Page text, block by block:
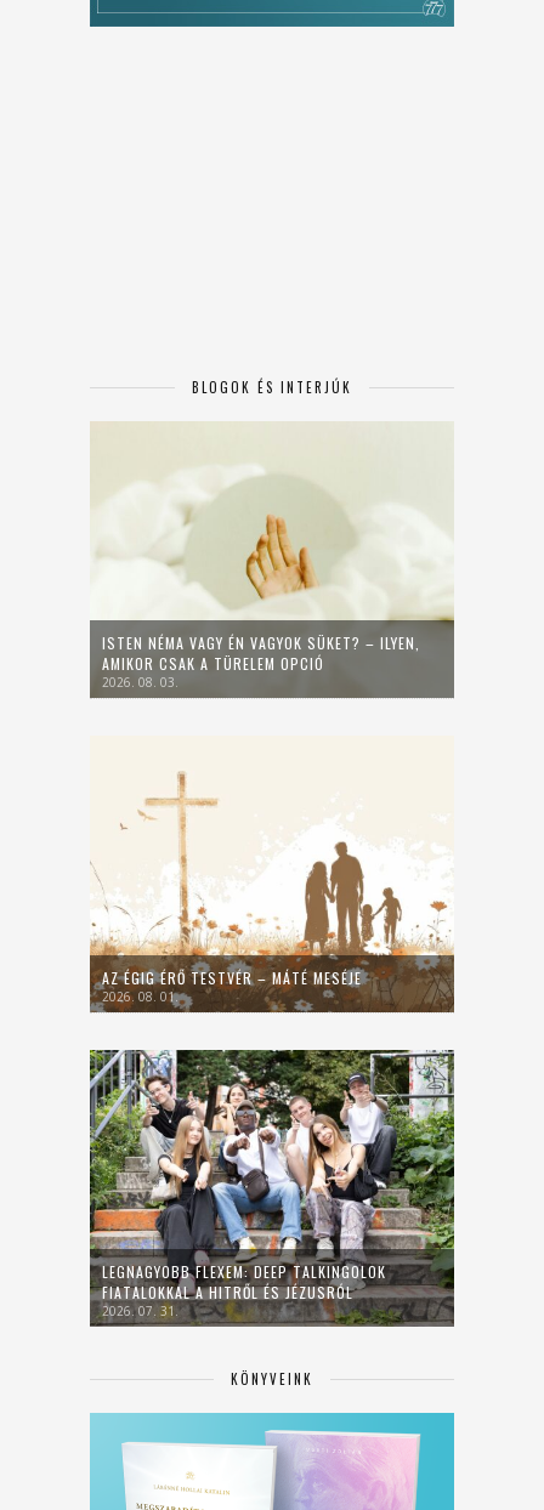
BLOGOK ÉS INTERJÚK
ISTEN NÉMA VAGY ÉN VAGYOK SÜKET? – ILYEN,
AMIKOR CSAK A TÜRELEM OPCIÓ
2026. 08. 03.
AZ ÉGIG ÉRŐ TESTVÉR – MÁTÉ MESÉJE
2026. 08. 01.
LEGNAGYOBB FLEXEM: DEEP TALKINGOLOK
FIATALOKKAL A HITRŐL ÉS JÉZUSRÓL
2026. 07. 31.
KÖNYVEINK